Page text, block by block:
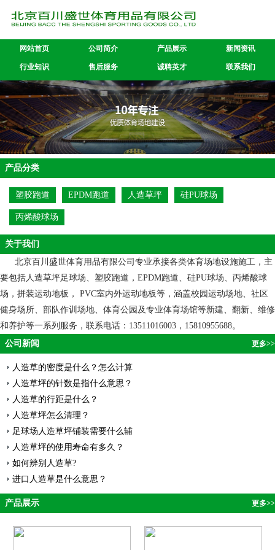
网站首页 公司简介 产品展示 新闻资讯
行业知识 售后服务 诚聘英才 联系我们
产品分类
塑胶跑道 EPDM跑道 人造草坪 硅PU球场
丙烯酸球场
关于我们
北京百川盛世体育用品有限公司专业承接各类体育场地设施施工，主
要包括人造草坪足球场、塑胶跑道，EPDM跑道、硅PU球场、丙烯酸球
场，拼装运动地板， PVC室内外运动地板等，涵盖校园运动场地、社区
健身场所、部队作训场地、体育公园及专业体育场馆等新建、翻新、维修
和养护等一系列服务，联系电话：13511016003，15810955688。
公司新闻
更多>>
人造草的密度是什么？怎么计算
人造草坪的针数是指什么意思？
人造草的行距是什么？
人造草坪怎么清理？
足球场人造草坪铺装需要什么辅
人造草坪的使用寿命有多久？
如何辨别人造草?
进口人造草是什么意思？
产品展示 更多>>